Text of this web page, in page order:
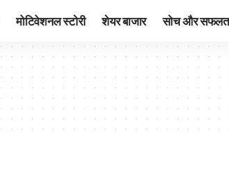
मोटिवेशनल स्टोरी शेयर बाजार सोच और